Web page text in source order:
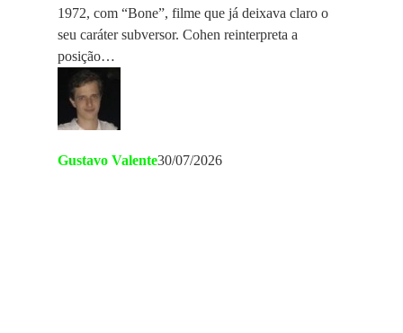
1972, com “Bone”, filme que já deixava claro o
seu caráter subversor. Cohen reinterpreta a
posição…
Gustavo Valente30/07/2026